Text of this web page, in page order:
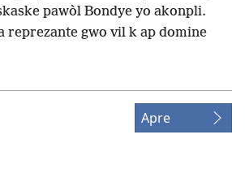
pawòl Bondye yo akonpli.
reprezante gwo vil k ap domine
Apre